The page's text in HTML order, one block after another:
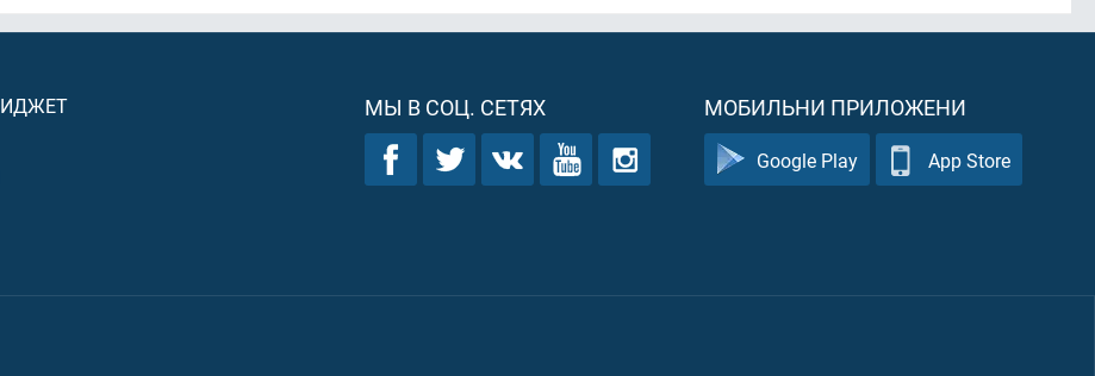
МЫ В СОЦ. СЕТЯХ МОБИЛЬНИ ПРИЛОЖЕНИ
Google Play App Store